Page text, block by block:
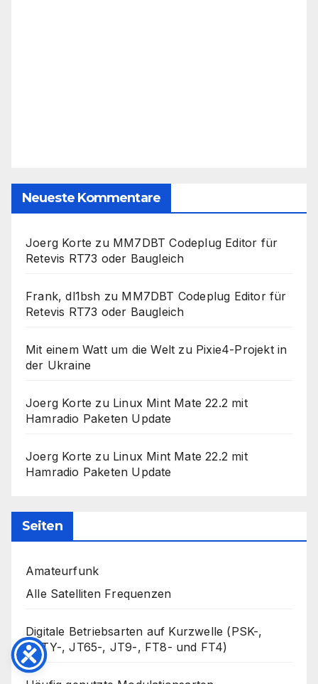
Neueste Kommentare
Joerg Korte zu MM7DBT Codeplug Editor für
Retevis RT73 oder Baugleich
Frank, dl1bsh zu MM7DBT Codeplug Editor für
Retevis RT73 oder Baugleich
Mit einem Watt um die Welt zu Pixie4-Projekt in
der Ukraine
Joerg Korte zu Linux Mint Mate 22.2 mit
Hamradio Paketen Update
Joerg Korte zu Linux Mint Mate 22.2 mit
Hamradio Paketen Update
Seiten
Amateurfunk
Alle Satelliten Frequenzen
Digitale Betriebsarten auf Kurzwelle (PSK-,
RTTY-, JT65-, JT9-, FT8- und FT4)